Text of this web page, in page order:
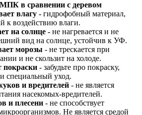
в сравнении с деревом
влагу - гидрофобный материал,
к воздействию влаги.
на солнце - не нагревается и не
вид на солнце, устойчив к УФ.
морозы - не трескается при
и не скользит на холоде.
покраски - забудьте про покраску,
специальный уход.
и вредителей - не является
насекомых-вредителей.
и плесени - не способствует
Не является средой